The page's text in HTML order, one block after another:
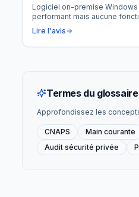
Logiciel on-premise Windows
performant mais aucune
cloud, pas de mobile.
Lire l'avis
Termes du
Approfondissez les
CNAPS Main courante
Audit sécurité privée